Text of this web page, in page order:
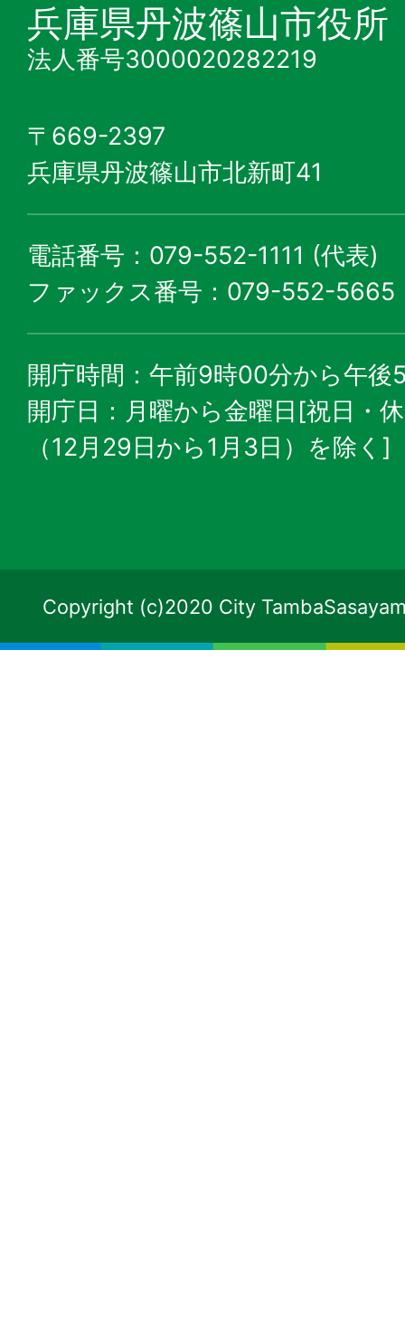
兵庫県丹波篠山市役所
法人番号3000020282219
〒669-2397
兵庫県丹波篠山市北新町41
電話番号：079-552-1111 (代表)
ファックス番号：079-552-5665
開庁時間：午前9時00分から午後
開庁日：月曜から金曜日[祝日・
（12月29日から1月3日）を除く]
Copyright (c)2020 City